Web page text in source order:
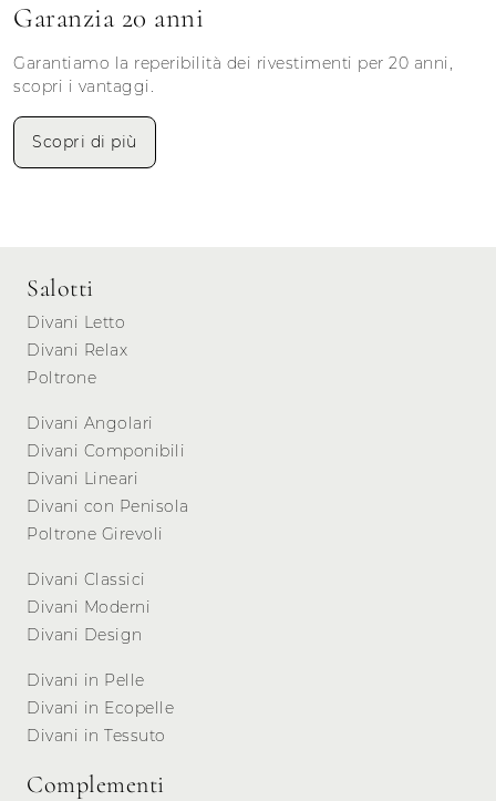
Garanzia 20 anni
Garantiamo la reperibilità dei rivestimenti per 20 anni,
scopri i vantaggi.
Scopri di più
Salotti
Divani Letto
Divani Relax
Poltrone
Divani Angolari
Divani Componibili
Divani Lineari
Divani con Penisola
Poltrone Girevoli
Divani Classici
Divani Moderni
Divani Design
Divani in Pelle
Divani in Ecopelle
Divani in Tessuto
Complementi